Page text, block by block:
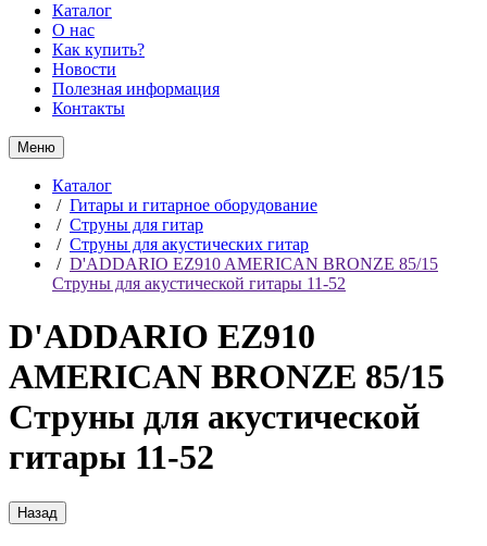
Каталог
О нас
Как купить?
Новости
Полезная информация
Контакты
Меню
Каталог
/ Гитары и гитарное оборудование
/ Струны для гитар
/ Струны для акустических гитар
/ D'ADDARIO EZ910 AMERICAN BRONZE 85/15
Струны для акустической гитары 11-52
D'ADDARIO EZ910
AMERICAN BRONZE 85/15
Струны для акустической
гитары 11-52
Назад